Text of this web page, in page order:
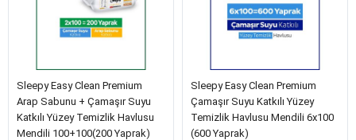
Sleepy Easy Clean Premium
Arap Sabunu + Çamaşır Suyu
Katkılı Yüzey Temizlik Havlusu
Mendili 100+100(200 Yaprak)
Sleepy Easy Clean Premium
Çamaşır Suyu Katkılı Yüzey
Temizlik Havlusu Mendili 6x100
(600 Yaprak)